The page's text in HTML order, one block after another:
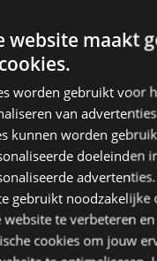
dood aangetroffen in
website maakt
worden gebruikt voor
van
kunnen worden
doeleinden
gebruikt noodzakelijke
website te verbeteren en
cookies om jouw